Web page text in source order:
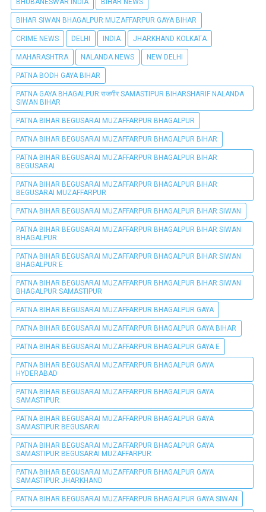
BHUBANESWAR INDIA BIHAR NEWS
BIHAR SIWAN BHAGALPUR MUZAFFARPUR GAYA BIHAR
CRIME NEWS DELHI INDIA JHARKHAND KOLKATA
MAHARASHTRA NALANDA NEWS NEW DELHI
PATNA BODH GAYA BIHAR
PATNA GAYA BHAGALPUR राजगीर SAMASTIPUR BIHARSHARIF NALANDA
SIWAN BIHAR
PATNA BIHAR BEGUSARAI MUZAFFARPUR BHAGALPUR
PATNA BIHAR BEGUSARAI MUZAFFARPUR BHAGALPUR BIHAR
PATNA BIHAR BEGUSARAI MUZAFFARPUR BHAGALPUR BIHAR
BEGUSARAI
PATNA BIHAR BEGUSARAI MUZAFFARPUR BHAGALPUR BIHAR
BEGUSARAI MUZAFFARPUR
PATNA BIHAR BEGUSARAI MUZAFFARPUR BHAGALPUR BIHAR SIWAN
PATNA BIHAR BEGUSARAI MUZAFFARPUR BHAGALPUR BIHAR SIWAN
BHAGALPUR
PATNA BIHAR BEGUSARAI MUZAFFARPUR BHAGALPUR BIHAR SIWAN
BHAGALPUR E
PATNA BIHAR BEGUSARAI MUZAFFARPUR BHAGALPUR BIHAR SIWAN
BHAGALPUR SAMASTIPUR
PATNA BIHAR BEGUSARAI MUZAFFARPUR BHAGALPUR GAYA
PATNA BIHAR BEGUSARAI MUZAFFARPUR BHAGALPUR GAYA BIHAR
PATNA BIHAR BEGUSARAI MUZAFFARPUR BHAGALPUR GAYA E
PATNA BIHAR BEGUSARAI MUZAFFARPUR BHAGALPUR GAYA
HYDERABAD
PATNA BIHAR BEGUSARAI MUZAFFARPUR BHAGALPUR GAYA
SAMASTIPUR
PATNA BIHAR BEGUSARAI MUZAFFARPUR BHAGALPUR GAYA
SAMASTIPUR BEGUSARAI
PATNA BIHAR BEGUSARAI MUZAFFARPUR BHAGALPUR GAYA
SAMASTIPUR BEGUSARAI MUZAFFARPUR
PATNA BIHAR BEGUSARAI MUZAFFARPUR BHAGALPUR GAYA
SAMASTIPUR JHARKHAND
PATNA BIHAR BEGUSARAI MUZAFFARPUR BHAGALPUR GAYA SIWAN